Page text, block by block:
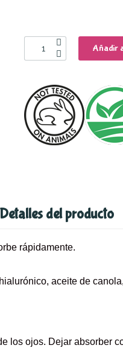
Añadir
Detalles del producto
rápidamente.
aceite de
los ojos. Dejar absorber